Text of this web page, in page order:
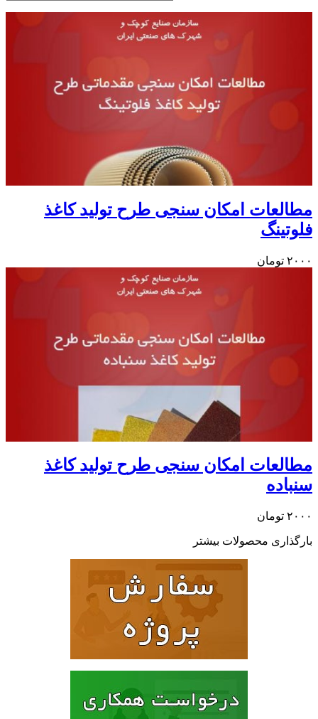
مطالعات امکان سنجی طرح تولید کاغذ
فلوتینگ
۲۰۰۰ تومان
مطالعات امکان سنجی طرح تولید کاغذ
سنباده
۲۰۰۰ تومان
بارگذاری محصولات بیشتر